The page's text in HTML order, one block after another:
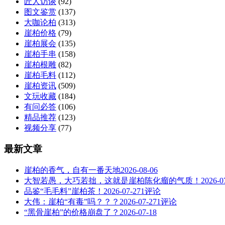
图文鉴赏 (137)
大咖论柏 (313)
崖柏价格 (79)
崖柏展会 (135)
崖柏手串 (158)
崖柏根雕 (82)
崖柏毛料 (112)
崖柏资讯 (509)
文玩收藏 (184)
有问必答 (106)
精品推荐 (123)
视频分享 (77)
最新文章
崖柏的香气，自有一番天地2026-08-06
大智若愚，大巧若拙，这就是崖柏陈化瘤的气质！ 2026-
品鉴“毛毛料”崖柏茶！ 2026-07-271评论
大伟：崖柏“有毒”吗？？？ 2026-07-271评论
“黑骨崖柏”的价格崩盘了？ 2026-07-18